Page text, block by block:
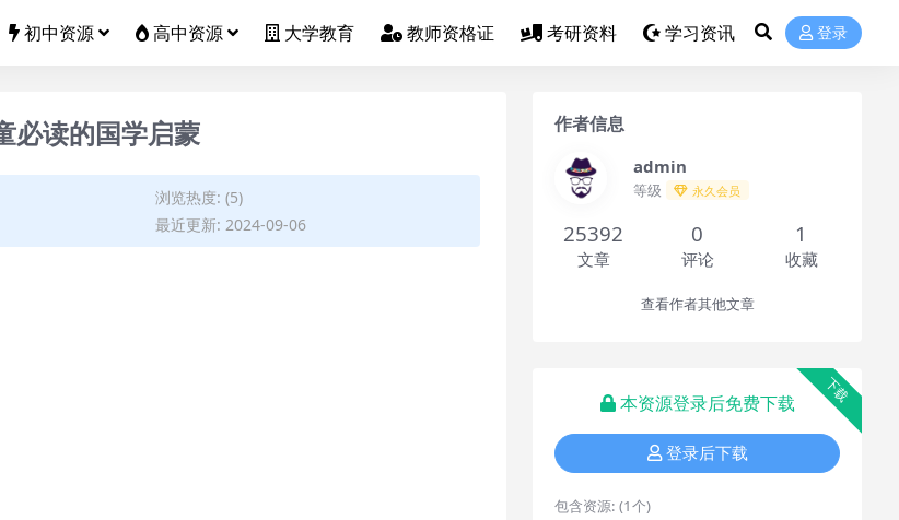
初中资源 高中资源 大学教育 教师资格证 考研资料 学习资讯 登录
必读的国学启蒙
浏览热度: (5)
最近更新: 2024-09-06
作者信息
admin
等级 永久会员
25392
文章
0
评论
1
收藏
查看作者其他文章
下载
本资源登录后免费下载
登录后下载
包含资源: (1个)